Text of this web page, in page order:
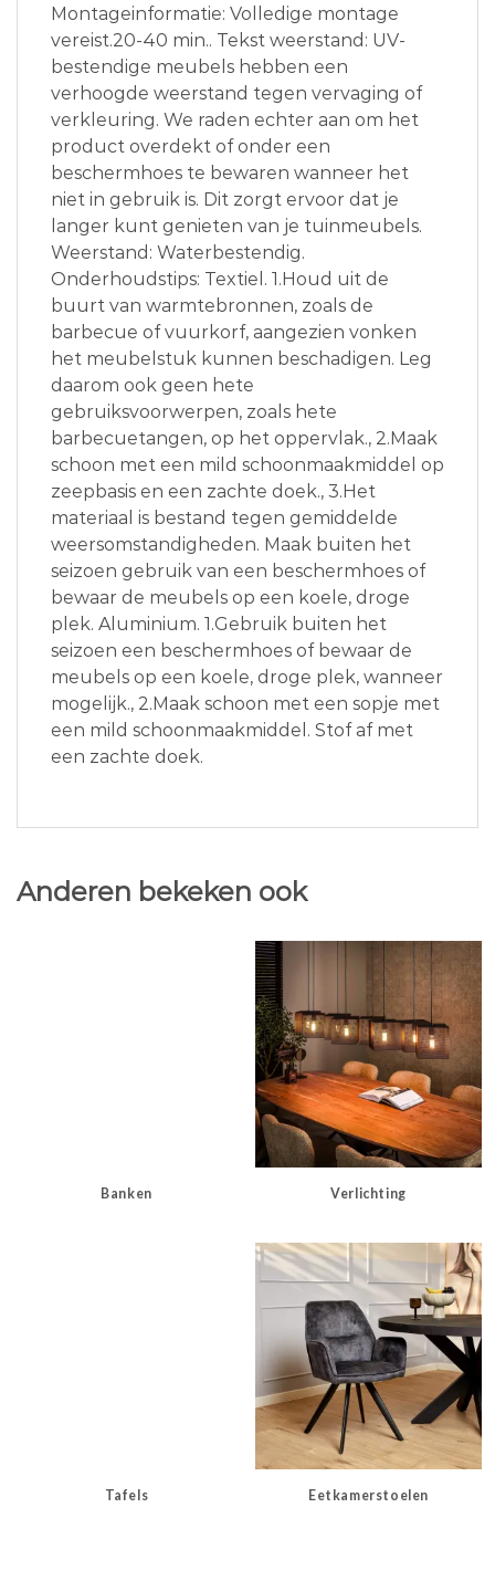
Montageinformatie: Volledige montage
vereist.20-40 min.. Tekst weerstand: UV-
bestendige meubels hebben een
verhoogde weerstand tegen vervaging of
verkleuring. We raden echter aan om het
product overdekt of onder een
beschermhoes te bewaren wanneer het
niet in gebruik is. Dit zorgt ervoor dat je
langer kunt genieten van je tuinmeubels.
Weerstand: Waterbestendig.
Onderhoudstips: Textiel. 1.Houd uit de
buurt van warmtebronnen, zoals de
barbecue of vuurkorf, aangezien vonken
het meubelstuk kunnen beschadigen. Leg
daarom ook geen hete
gebruiksvoorwerpen, zoals hete
barbecuetangen, op het oppervlak., 2.Maak
schoon met een mild schoonmaakmiddel op
zeepbasis en een zachte doek., 3.Het
materiaal is bestand tegen gemiddelde
weersomstandigheden. Maak buiten het
seizoen gebruik van een beschermhoes of
bewaar de meubels op een koele, droge
plek. Aluminium. 1.Gebruik buiten het
seizoen een beschermhoes of bewaar de
meubels op een koele, droge plek, wanneer
mogelijk., 2.Maak schoon met een sopje met
een mild schoonmaakmiddel. Stof af met
een zachte doek.
Anderen bekeken ook
Banken Verlichting
Tafels Eetkamerstoelen